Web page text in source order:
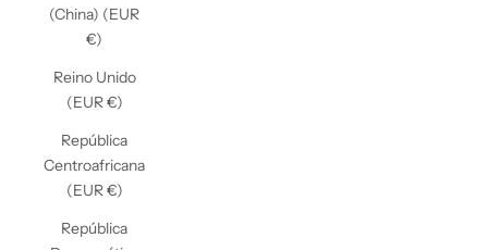
(China) (EUR
€)
Reino Unido
(EUR €)
República
Centroafricana
(EUR €)
República